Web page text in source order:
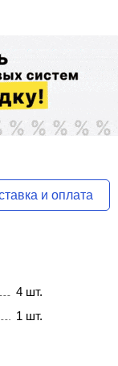
и оплата
4 шт.
1 шт.